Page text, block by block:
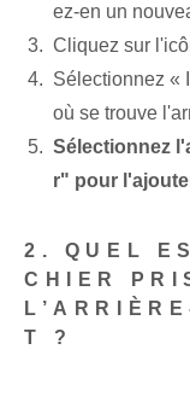
ez-en un
Cliquez sur
Sélectionnez «
où se trouve
Sélectionnez
r" pour
2. QUEL
CHIER
T ?